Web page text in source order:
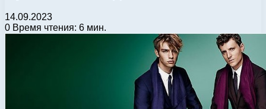
14.09.2023
0 Время чтения: 6 мин.